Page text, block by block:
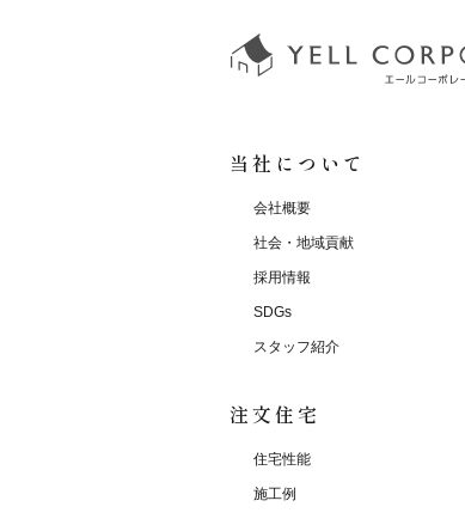
当社について
会社概要
社会・地域貢献
採用情報
SDGs
スタッフ紹介
注文住宅
住宅性能
施工例